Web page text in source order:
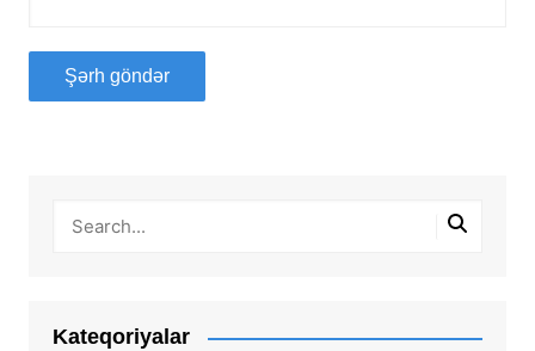
Kateqoriyalar